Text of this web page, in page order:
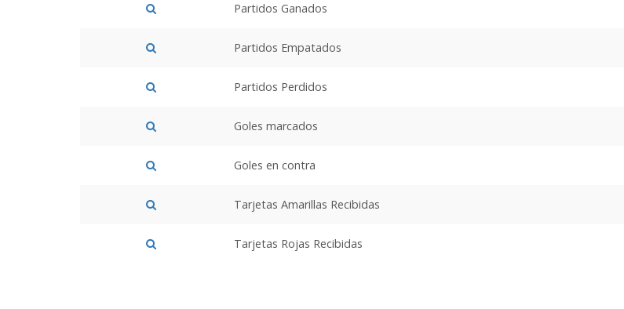
Partidos Ganados
Partidos Empatados
Partidos Perdidos
Goles marcados
Goles en contra
Tarjetas Amarillas Recibidas
Tarjetas Rojas Recibidas